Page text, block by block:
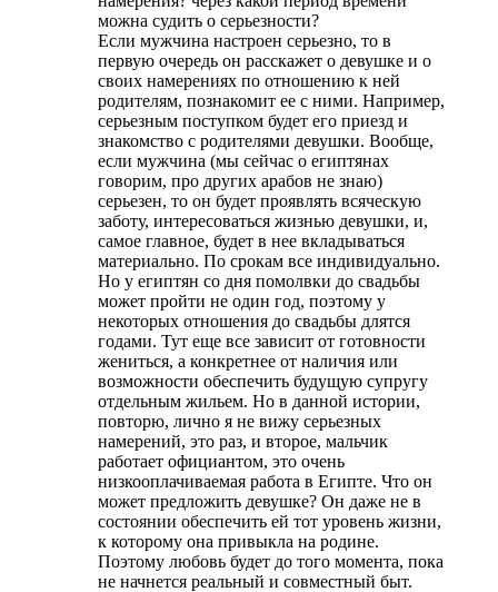
можна судить о серьезности?
Если мужчина настроен серьезно, то в
первую очередь он расскажет о девушке и о
своих намерениях по отношению к ней
родителям, познакомит ее с ними. Например,
серьезным поступком будет его приезд и
знакомство с родителями девушки. Вообще,
если мужчина (мы сейчас о египтянах
говорим, про других арабов не знаю)
серьезен, то он будет проявлять всяческую
заботу, интересоваться жизнью девушки, и,
самое главное, будет в нее вкладываться
материально. По срокам все индивидуально.
Но у египтян со дня помолвки до свадьбы
может пройти не один год, поэтому у
некоторых отношения до свадьбы длятся
годами. Тут еще все зависит от готовности
жениться, а конкретнее от наличия или
возможности обеспечить будущую супругу
отдельным жильем. Но в данной истории,
повторю, лично я не вижу серьезных
намерений, это раз, и второе, мальчик
работает официантом, это очень
низкооплачиваемая работа в Египте. Что он
может предложить девушке? Он даже не в
состоянии обеспечить ей тот уровень жизни,
к которому она привыкла на родине.
Поэтому любовь будет до того момента, пока
не начнется реальный и совместный быт.